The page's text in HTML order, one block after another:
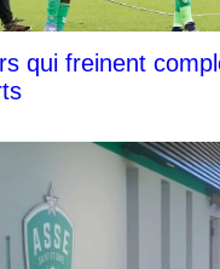
qui freinent